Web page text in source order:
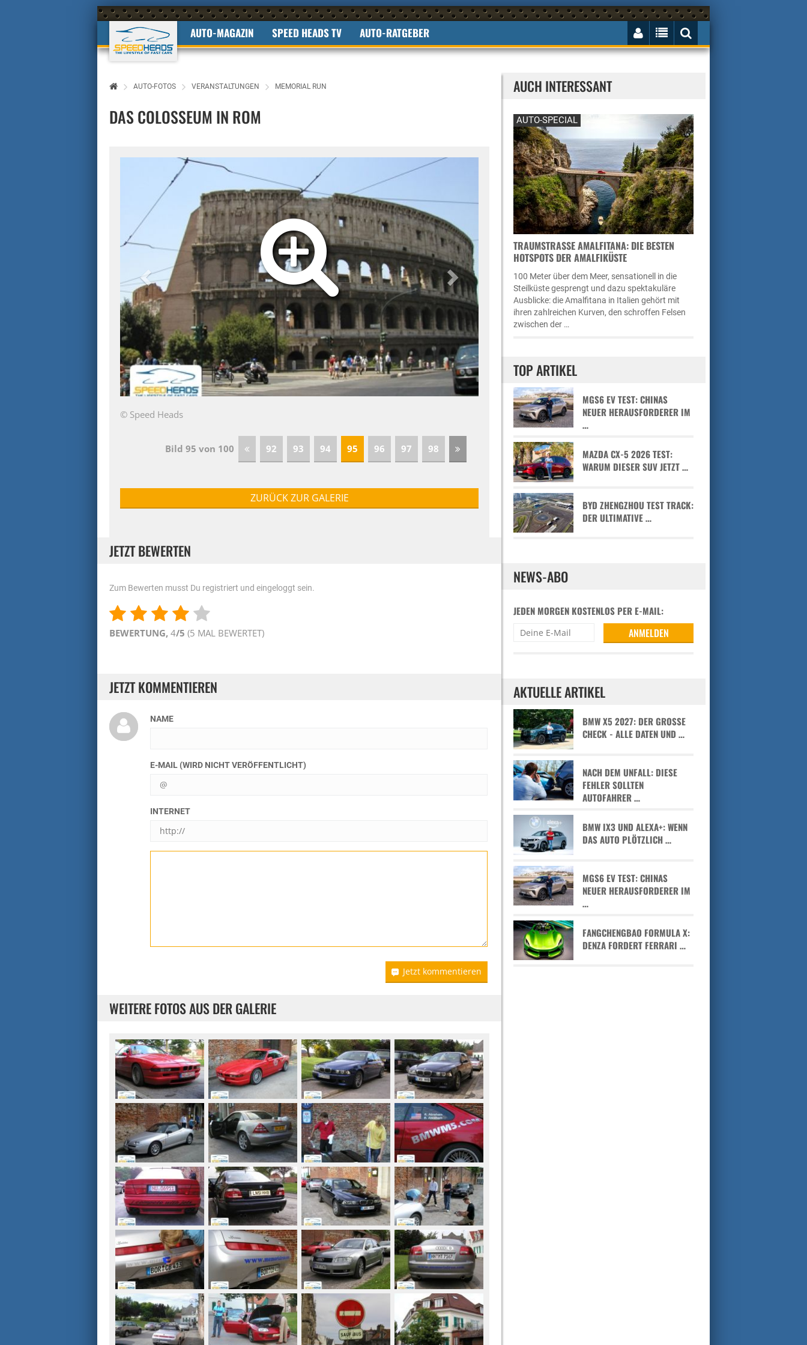
AUTO-MAGAZIN SPEED HEADS TV AUTO-RATGEBER
AUTO-FOTOS VERANSTALTUNGEN MEMORIAL RUN
DAS COLOSSEUM IN ROM
© Speed Heads
Bild 95 von 100 92 93 94 95 96 97 98
ZURÜCK ZUR GALERIE
JETZT BEWERTEN
Zum Bewerten musst Du registriert und eingeloggt sein.
BEWERTUNG, 4/5 (5 MAL BEWERTET)
JETZT KOMMENTIEREN
NAME
E-MAIL (WIRD NICHT VERÖFFENTLICHT)
INTERNET
Jetzt kommentieren
WEITERE FOTOS AUS DER GALERIE
AUCH INTERESSANT
AUTO-SPECIAL
TRAUMSTRASSE AMALFITANA: DIE BESTEN H
OTSPOTS DER AMALFIKÜSTE
100 Meter über dem Meer, sensationell in die
Steilküste gesprengt und dazu spektakuläre
Ausblicke: die Amalfitana in Italien gehört mit
ihren zahlreichen Kurven, den schroffen Felsen
zwischen der …
TOP ARTIKEL
MGS6 EV TEST: CHINAS
NEUER HERAUSFORDERER IM
…
MAZDA CX-5 2026 TEST:
WARUM DIESER SUV JETZT …
BYD ZHENGZHOU TEST TRACK:
DER ULTIMATIVE …
NEWS-ABO
JEDEN MORGEN KOSTENLOS PER E-MAIL:
AKTUELLE ARTIKEL
BMW X5 2027: DER GROSSE C
HECK - ALLE DATEN UND …
NACH DEM UNFALL: DIESE
FEHLER SOLLTEN
AUTOFAHRER …
BMW IX3 UND ALEXA+: WENN
DAS AUTO PLÖTZLICH …
MGS6 EV TEST: CHINAS
NEUER HERAUSFORDERER IM
…
FANGCHENGBAO FORMULA X:
DENZA FORDERT FERRARI …